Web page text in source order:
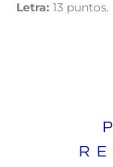
Letra: 13 puntos.